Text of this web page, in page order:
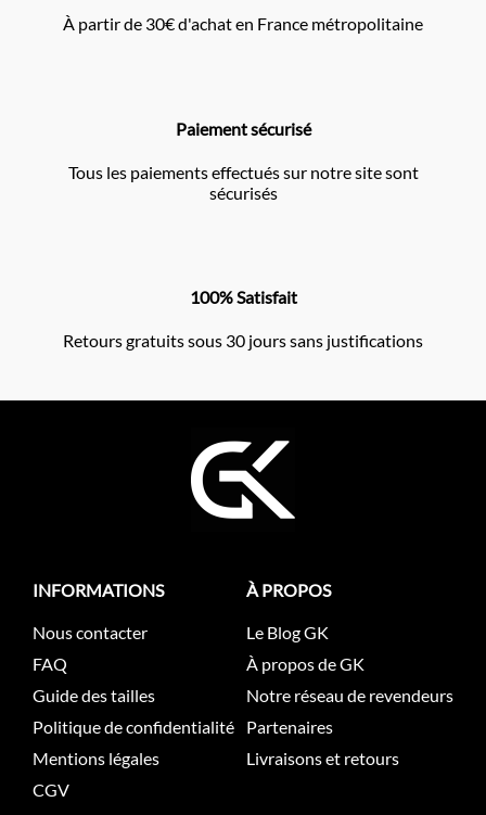
À partir de 30€ d'achat en France métropolitaine
Paiement sécurisé
Tous les paiements effectués sur notre site sont
sécurisés
100% Satisfait
Retours gratuits sous 30 jours sans justifications
INFORMATIONS
Nous contacter
FAQ
Guide des tailles
Politique de confidentialité
Mentions légales
CGV
À PROPOS
Le Blog GK
À propos de GK
Notre réseau de revendeurs
Partenaires
Livraisons et retours